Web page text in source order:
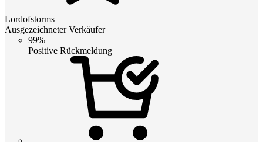
Lordofstorms
Ausgezeichneter Verkäufer
99%
Positive Rückmeldung